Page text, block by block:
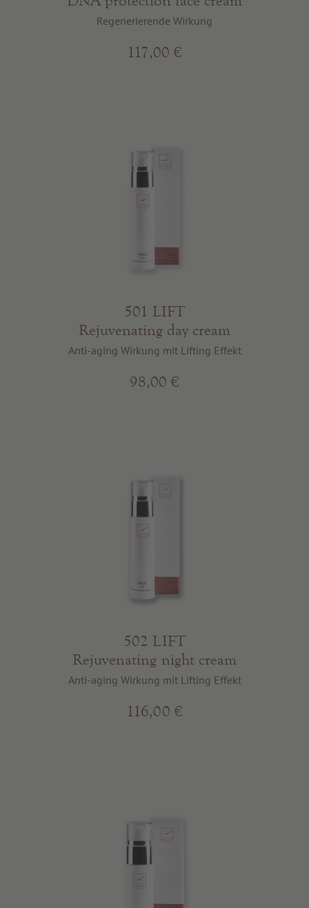
Regenerierende Wirkung
117,00 €
501 LIFT
Rejuvenating day cream
Anti-aging Wirkung mit Lifting Effekt
98,00 €
502 LIFT
Rejuvenating night cream
Anti-aging Wirkung mit Lifting Effekt
116,00 €